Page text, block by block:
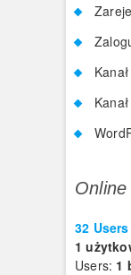
Online
32 Users
1
Users: 1